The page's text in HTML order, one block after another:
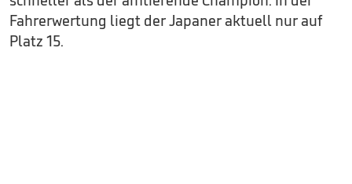
Fahrerwertung liegt der Japaner aktuell nur auf
Platz 15.